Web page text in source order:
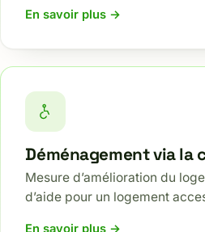
En savoir plus →
Déménagement via la
Mesure d’amélioration du
d’aide pour un logement
En savoir plus →